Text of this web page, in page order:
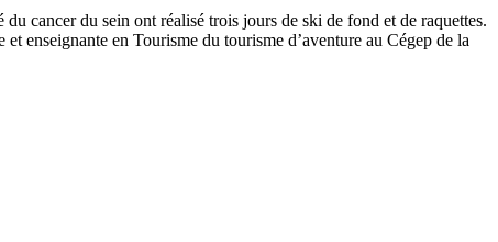
cancer du sein ont réalisé trois jours de ski de fond et de raquettes.
enseignante en Tourisme du tourisme d’aventure au Cégep de la